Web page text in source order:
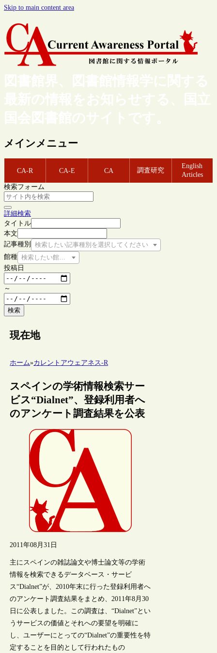
Skip to main content area
図書館界、図書館情報学に関する
最新の情報をお知らせする、国立
国会図書館のサイトです。
メインメニュー
CA-R CA-E CA 調査研究
English
Articles
検索フォーム
詳細検索
タイトル
本文
記事種別
検索したい記事種別を選択してください
館種 検索したい館種を選択してください
投稿日
～
検索
現在地
ホーム»カレントアウェアネス-R
スペインの学術情報検索サー
ビス“Dialnet”、登録利用者へ
のアンケート調査結果を公表
2011年08月31日
主にスペインの雑誌論文や博士論文等の学術
情報を検索できるデータベース・サービ
ス“Dialnet”が、2010年末に行った登録利用者へ
のアンケート調査結果をまとめ、2011年8月30
日に公表しました。この調査は、“Dialnet”とい
うサービスの価値とそれへの要望を明確に
し、ユーザーにとっての“Dialnet”の重要性を特
定することを目的として行われたもの